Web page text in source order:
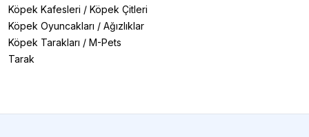
Köpek Kafesleri / Köpek Çitleri
Köpek Oyuncakları / Ağızlıklar
Köpek Tarakları / M-Pets
Tarak